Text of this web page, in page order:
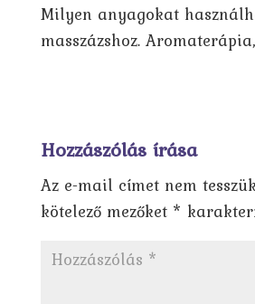
Milyen anyagokat
masszázshoz.
Hozzászólás írása
Az e-mail címet nem
kötelező mezőket *